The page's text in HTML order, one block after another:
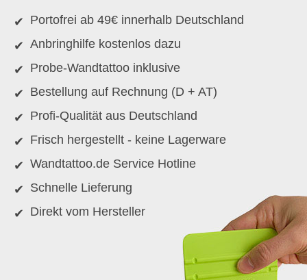
Portofrei ab 49€ innerhalb Deutschland
Anbringhilfe kostenlos dazu
Probe-Wandtattoo inklusive
Bestellung auf Rechnung (D + AT)
Profi-Qualität aus Deutschland
Frisch hergestellt - keine Lagerware
Wandtattoo.de Service Hotline
Schnelle Lieferung
Direkt vom Hersteller